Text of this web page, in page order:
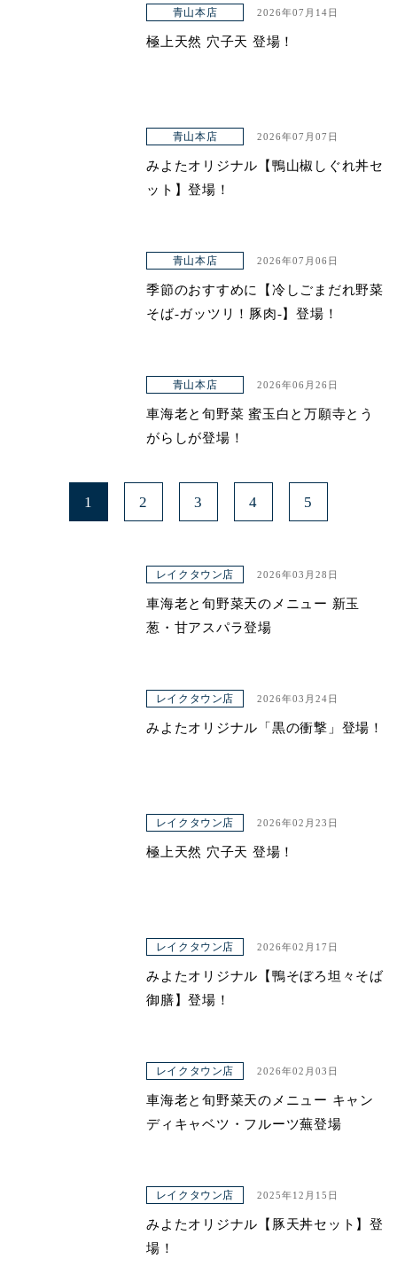
青山本店 2026年07月14日
極上天然 穴子天 登場！
青山本店 2026年07月07日
みよたオリジナル【鴨山椒しぐれ丼セ
ット】登場！
青山本店 2026年07月06日
季節のおすすめに【冷しごまだれ野菜
そば-ガッツリ！豚肉-】登場！
青山本店 2026年06月26日
車海老と旬野菜 蜜玉白と万願寺とう
がらしが登場！
1 2 3 4 5
レイクタウン店 2026年03月28日
車海老と旬野菜天のメニュー 新玉
葱・甘アスパラ登場
レイクタウン店 2026年03月24日
みよたオリジナル「黒の衝撃」登場！
レイクタウン店 2026年02月23日
極上天然 穴子天 登場！
レイクタウン店 2026年02月17日
みよたオリジナル【鴨そぼろ坦々そば
御膳】登場！
レイクタウン店 2026年02月03日
車海老と旬野菜天のメニュー キャン
ディキャベツ・フルーツ蕪登場
レイクタウン店 2025年12月15日
みよたオリジナル【豚天丼セット】登
場！